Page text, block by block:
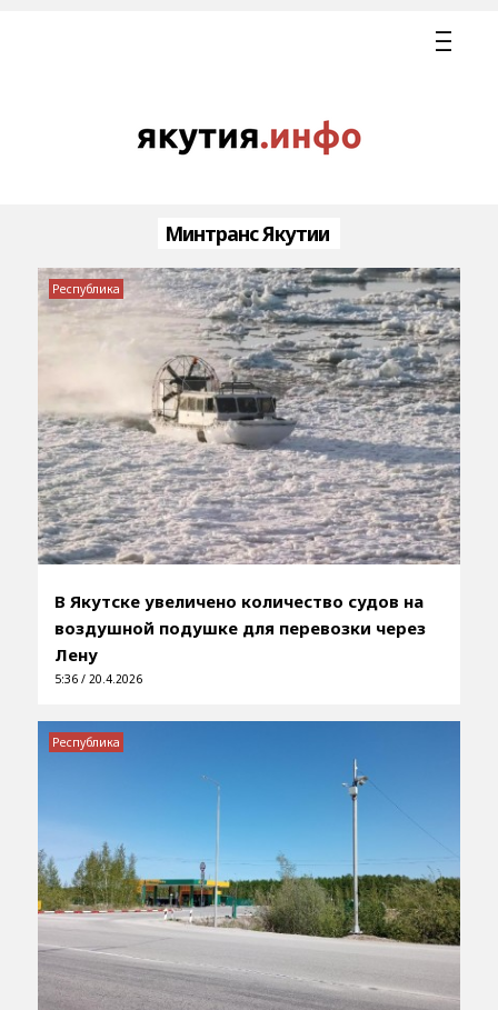
Минтранс Якутии
В Якутске увеличено количество судов на
воздушной подушке для перевозки через
Лену
5:36 / 20.4.2026
Республика
Республика